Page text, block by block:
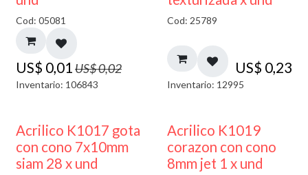
Cod: 05081
US$ 0,01US$0,02
Inventario: 106843
Cod: 25789
US$ 0,23
Inventario: 12995
Acrilico K1017 gota
con cono 7x10mm
siam 28 x und
Acrilico K1019
corazon con cono
8mm jet 1 x und